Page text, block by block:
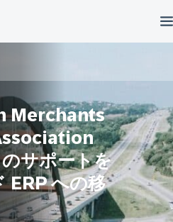
Merchants
サポートを
ERP への移